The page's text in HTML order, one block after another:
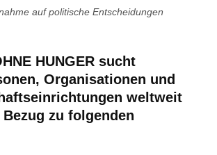
auf politische Entscheidungen
HUNGER sucht
Organisationen und
weltweit
zu folgenden